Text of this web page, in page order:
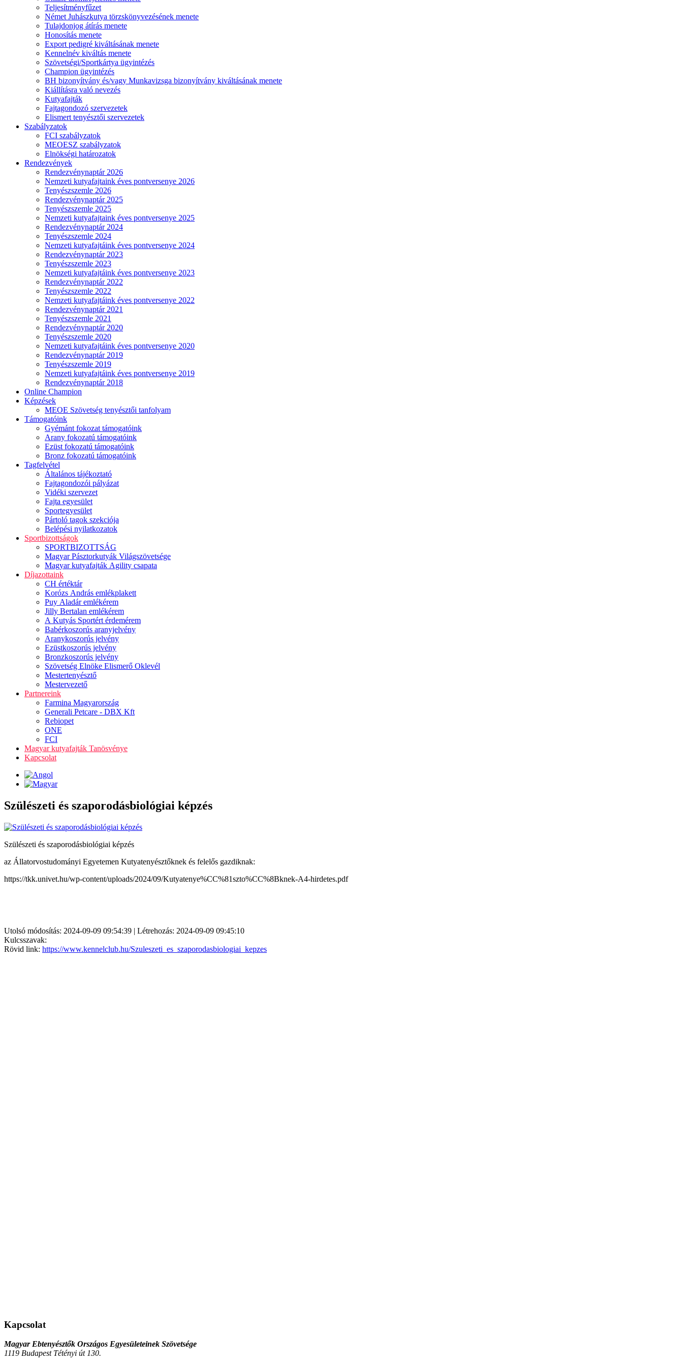
Teljesítményfűzet
Német Juhászkutya törzskönyvezésének menete
Tulajdonjog átírás menete
Honosítás menete
Export pedigré kiváltásának menete
Kennelnév kiváltás menete
Szövetségi/Sportkártya ügyintézés
Champion ügyintézés
BH bizonyítvány és/vagy Munkavizsga bizonyítvány kiváltásának menete
Kiállításra való nevezés
Kutyafajták
Fajtagondozó szervezetek
Elismert tenyésztői szervezetek
Szabályzatok
FCI szabályzatok
MEOESZ szabályzatok
Elnökségi határozatok
Rendezvények
Rendezvénynaptár 2026
Nemzeti kutyafajtaink éves pontversenye 2026
Tenyészszemle 2026
Rendezvénynaptár 2025
Tenyészszemle 2025
Nemzeti kutyafajtaink éves pontversenye 2025
Rendezvénynaptár 2024
Tenyészszemle 2024
Nemzeti kutyafajtáink éves pontversenye 2024
Rendezvénynaptár 2023
Tenyészszemle 2023
Nemzeti kutyafajtáink éves pontversenye 2023
Rendezvénynaptár 2022
Tenyészszemle 2022
Nemzeti kutyafajtáink éves pontversenye 2022
Rendezvénynaptár 2021
Tenyészszemle 2021
Rendezvénynaptár 2020
Tenyészszemle 2020
Nemzeti kutyafajtáink éves pontversenye 2020
Rendezvénynaptár 2019
Tenyészszemle 2019
Nemzeti kutyafajtáink éves pontversenye 2019
Rendezvénynaptár 2018
Online Champion
Képzések
MEOE Szövetség tenyésztői tanfolyam
Támogatóink
Gyémánt fokozat támogatóink
Arany fokozatú támogatóink
Ezüst fokozatú támogatóink
Bronz fokozatú támogatóink
Tagfelvétel
Általános tájékoztató
Fajtagondozói pályázat
Vidéki szervezet
Fajta egyesület
Sportegyesület
Pártoló tagok szekciója
Belépési nyilatkozatok
Sportbizottságok
SPORTBIZOTTSÁG
Magyar Pásztorkutyák Világszövetsége
Magyar kutyafajták Agility csapata
Díjazottaink
CH értéktár
Korózs András emlékplakett
Puy Aladár emlékérem
Jilly Bertalan emlékérem
A Kutyás Sportért érdemérem
Babérkoszorús aranyjelvény
Aranykoszorús jelvény
Ezüstkoszorús jelvény
Bronzkoszorús jelvény
Szövetség Elnöke Elismerő Oklevél
Mestertenyésztő
Mestervezető
Partnereink
Farmina Magyarország
Generali Petcare - DBX Kft
Rebiopet
ONE
FCI
Magyar kutyafajták Tanösvénye
Kapcsolat
Szülészeti és szaporodásbiológiai képzés
Szülészeti és szaporodásbiológiai képzés
az Állatorvostudományi Egyetemen Kutyatenyésztőknek és felelős gazdiknak:
https://tkk.univet.hu/wp-content/uploads/2024/09/Kutyatenye%CC%81szto%CC%8Bknek-A4-hirdetes.pdf
Utolsó módosítás: 2024-09-09 09:54:39 | Létrehozás: 2024-09-09 09:45:10
Kulcsszavak:
Rövid link: https://www.kennelclub.hu/Szuleszeti_es_szaporodasbiologiai_kepzes
Kapcsolat
Magyar Ebtenyésztők Országos Egyesületeinek Szövetsége
1119 Budapest Tétényi út 130.